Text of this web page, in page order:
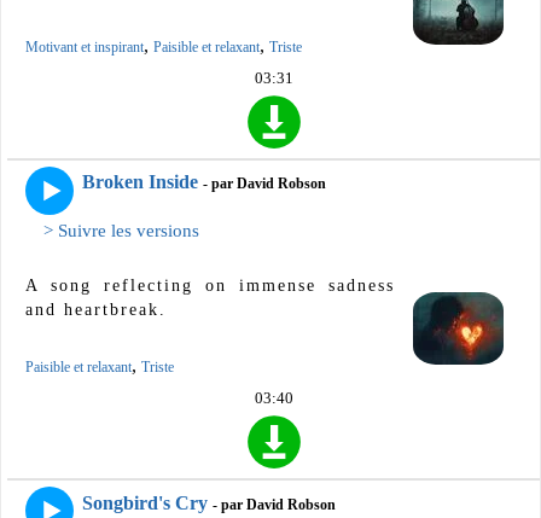
Motivant et inspirant, Paisible et relaxant, Triste
03:31
Broken Inside - par David Robson
> Suivre les versions
A song reflecting on immense sadness
and heartbreak.
Paisible et relaxant, Triste
03:40
Songbird's Cry - par David Robson